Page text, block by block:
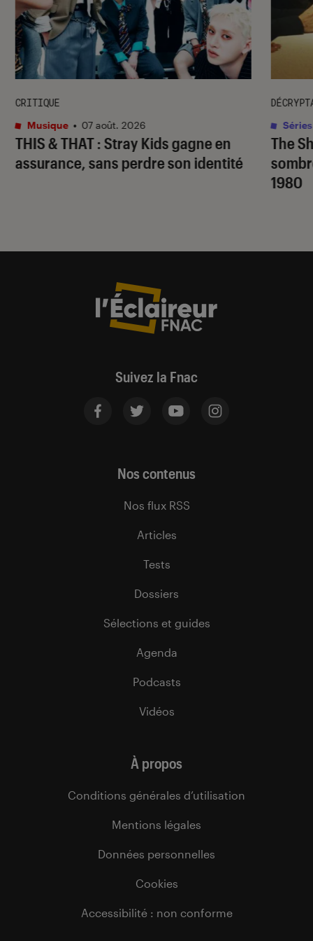
THIS & THAT: Stray Kids gagne en
assurance, sans perdre son identité
CRITIQUE
Musique • 07 août. 2026
The
1980
Séries
Suivez la Fnac
Nos contenus
Nos flux RSS
Articles
Tests
Dossiers
Sélections et guides
Agenda
Podcasts
Vidéos
À propos
Conditions générales d’utilisation
Mentions légales
Données personnelles
Cookies
Accessibilité : non conforme